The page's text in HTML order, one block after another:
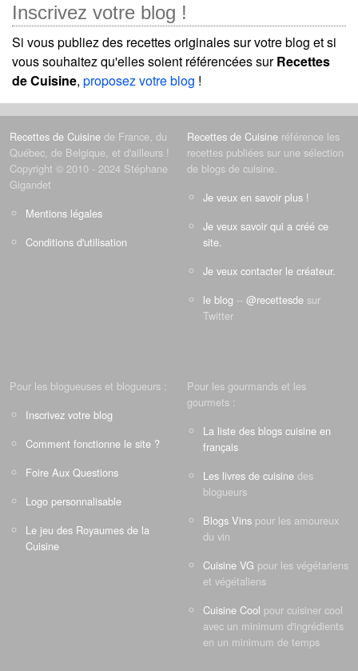
Inscrivez votre blog !
Si vous publiez des recettes originales sur votre blog et si
vous souhaitez qu'elles soient référencées surRecettes
de Cuisine, proposez votre blog !
Recettes de Cuisine de France, du
Québec, de Belgique, et d'ailleurs !
Copyright © 2010 - 2024 Stéphane
Gigandet
Mentions légales
Conditions d'utilisation
Recettes de Cuisine référence les
recettes publiées sur une sélection
de blogs de cuisine.
Je veux en savoir plus !
Je veux savoir qui a créé ce
site.
Je veux contacter le créateur.
le blog -- @recettesde sur
Twitter
Pour les blogueuses et blogueurs :
Inscrivez votre blog
Comment fonctionne le site ?
Foire Aux Questions
Logo personnalisable
Le jeu des Royaumes de la
Cuisine
Pour les gourmands et les
gourmets :
La liste des blogs cuisine en
français
Les livres de cuisine des
blogueurs
Blogs Vins pour les amoureux
du vin
Cuisine VG pour les végétariens
et végétaliens
Cuisine Cool pour cuisiner cool
avec un minimum d'ingrédients
en un minimum de temps